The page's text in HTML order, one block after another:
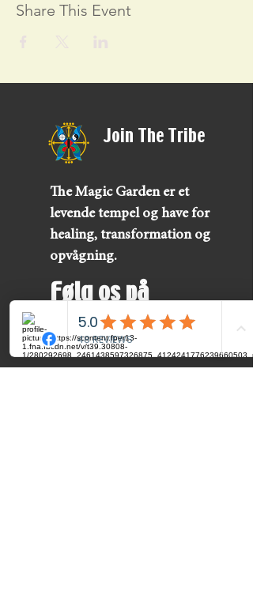
Share This Event
Join The Tribe
The Magic Garden er et
levende tempel og have for
healing, transformation og
opvågning.
Følg os på